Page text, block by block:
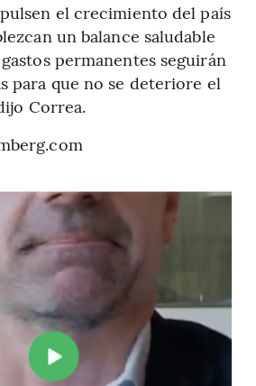
el crecimiento del país
un balance saludable
permanentes seguirán
para que no se deteriore el
Correa.